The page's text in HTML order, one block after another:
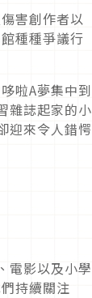
害創作者以
種種爭議行
啦A夢集中到
雜誌起家的小
迎來令人錯愕
電影以及小學
持續關注